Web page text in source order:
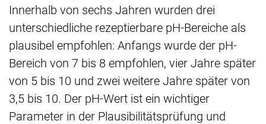
Innerhalb von sechs Jahren wurden drei
unterschiedliche rezeptierbare pH-Bereiche als
plausibel empfohlen: Anfangs wurde der pH-
Bereich von 7 bis 8 empfohlen, vier Jahre später
von 5 bis 10 und zwei weitere Jahre später von
3,5 bis 10. Der pH-Wert ist ein wichtiger
Parameter in der Plausibilitätsprüfung und